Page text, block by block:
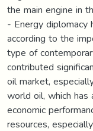
the main engine in
- Energy diplomacy
according to the
type of
contributed
oil market,
world oil, which
economic
resources,